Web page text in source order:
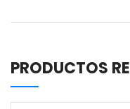
PRODUCTOS